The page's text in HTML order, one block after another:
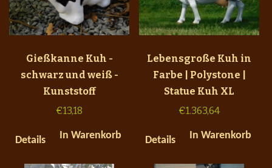
Gießkanne Kuh -
schwarz und weiß -
Kunststoff
€13,18
Details In Warenkorb
Lebensgroße Kuh in
Farbe | Polystone |
Statue Kuh XL
€1.363,64
Details In Warenkorb